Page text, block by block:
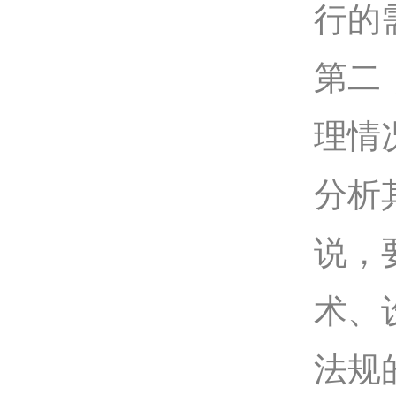
行的
第二
理情
分析
说，
术、
法规